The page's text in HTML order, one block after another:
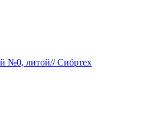
№0, литой// Сибртех